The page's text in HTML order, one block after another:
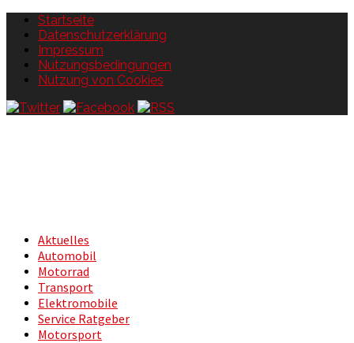
Startseite
Datenschutzerklärung
Impressum
Nutzungsbedingungen
Nutzung von Cookies
Aktuelles
Automobil
Motorrad
Transport
Elektromobile
Service Ratgeber
Motorsport